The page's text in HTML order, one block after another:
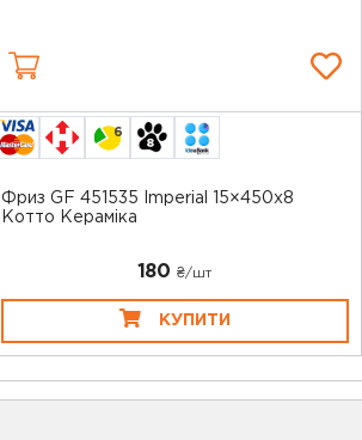
6
Фриз GF 451535 Imperial 15×450x8
Котто Кераміка
180 ₴/шт
КУПИТИ